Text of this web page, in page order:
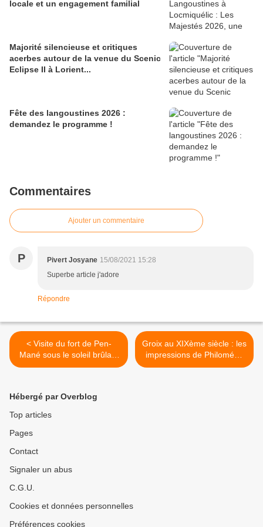
locale et un engagement familial
Majorité silencieuse et critiques
acerbes autour de la venue du Scenic
Eclipse II à Lorient...
Fête des langoustines 2026 :
demandez le programme !
Commentaires
Ajouter un commentaire
P Pivert Josyane 15/08/2021 15:28
Superbe article j'adore
Répondre
< Visite du fort de Pen-
Mané sous le soleil brûlant
de juillet ...
Groix au XIXème siècle : les
impressions de Philoména
Georgeault-Jouan,
Hébergé par Overblog
Top articles
Pages
Contact
Signaler un abus
C.G.U.
Cookies et données personnelles
Préférences cookies